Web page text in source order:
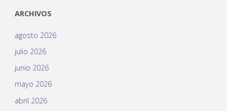
ARCHIVOS
agosto 2026
julio 2026
junio 2026
mayo 2026
abril 2026